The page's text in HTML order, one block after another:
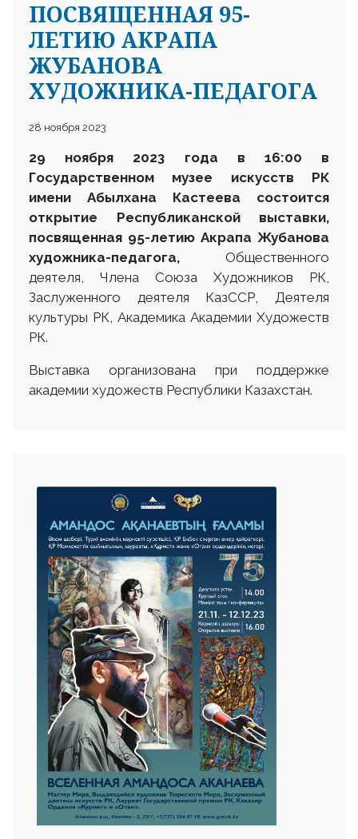
ПОСВЯЩЕННАЯ 95-
ЛЕТИЮ АКРАПА
ЖУБАНОВА
ХУДОЖНИКА-ПЕДАГОГА
28 ноября 2023
29 ноября 2023 года в 16:00 в
Государственном музее искусств РК
имени Абылхана Кастеева состоится
открытие Республиканской выставки,
посвященная 95-летию Акрапа Жубанова
художника-педагога, Общественного
деятеля, Члена Союза Художников РК,
Заслуженного деятеля КазССР, Деятеля
культуры РК, Академика Академии Художеств
РК.
Выставка организована при поддержке
академии художеств Республики Казахстан.